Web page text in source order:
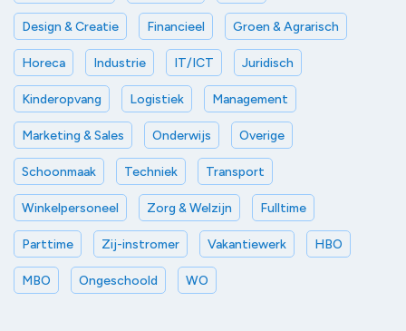
Design & Creatie Financieel Groen & Agrarisch
Horeca Industrie IT/ICT Juridisch
Kinderopvang Logistiek Management
Marketing & Sales Onderwijs Overige
Schoonmaak Techniek Transport
Winkelpersoneel Zorg & Welzijn Fulltime
Parttime Zij-instromer Vakantiewerk HBO
MBO Ongeschoold WO